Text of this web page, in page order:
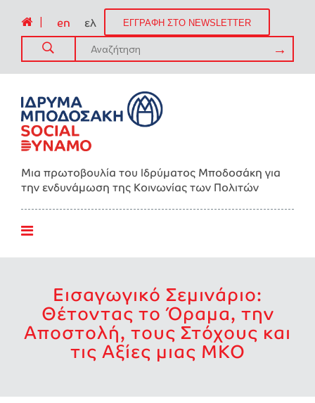
en ελ ΕΓΓΡΑΦΗ ΣΤΟ NEWSLETTER
Μια πρωτοβουλία του Ιδρύματος Μποδοσάκη για
την ενδυνάμωση της Kοινωνίας των Πολιτών
Εισαγωγικό Σεμινάριο:
Θέτοντας το Όραμα, την
Αποστολή, τους Στόχους και
τις Αξίες μιας ΜΚΟ